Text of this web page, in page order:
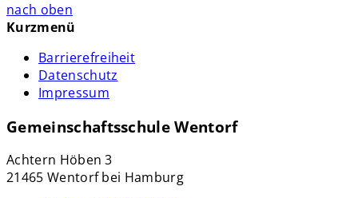
nach oben
Kurzmenü
Barrierefreiheit
Datenschutz
Impressum
Gemeinschaftsschule Wentorf
Achtern Höben 3
21465 Wentorf bei Hamburg